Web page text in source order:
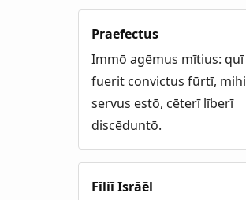
Praefectus
Immō agēmus mītius: quī
fuerit convictus fūrtī, mihi
servus estō, cēterī līberī
discēduntō.
Fīliī Isrāēl